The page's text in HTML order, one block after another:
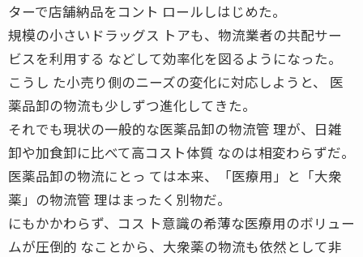
ターで店舗納品をコント ロールしはじめた。
規模の小さいドラッグス トアも、物流業者の共配サー
ビスを利用する などして効率化を図るようになった。
こうし た小売り側のニーズの変化に対応しようと、 医
薬品卸の物流も少しずつ進化してきた。
それでも現状の一般的な医薬品卸の物流管 理が、日雑
卸や加食卸に比べて高コスト体質 なのは相変わらずだ。
医薬品卸の物流にとっ ては本来、「医療用」と「大衆
薬」の物流管 理はまったく別物だ。
にもかかわらず、コス ト意識の希薄な医療用のボリュー
ムが圧倒的 なことから、大衆薬の物流も依然として非